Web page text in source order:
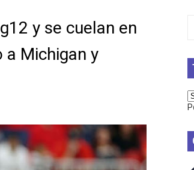
fin al reinado por parejas de The
y se cuelan en
Michigan y